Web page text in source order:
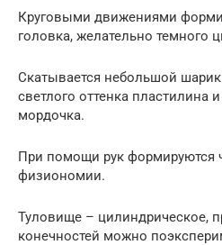
Круговыми движениями
головка, желательно темного
Скатывается небольшой шарик
светлого оттенка пластилина
мордочка.
При помощи рук формируются
физиономии.
Туловище – цилиндрическое,
конечностей можно